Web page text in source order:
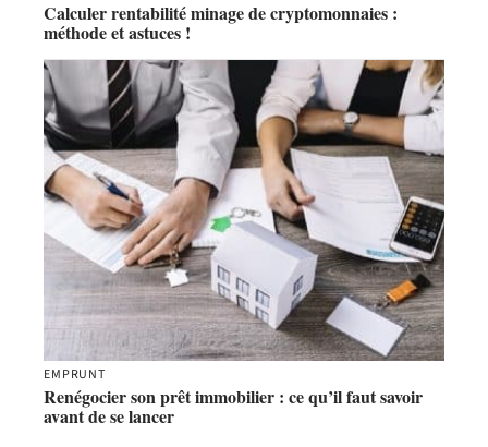
Calculer rentabilité minage de cryptomonnaies :
méthode et astuces !
EMPRUNT
Renégocier son prêt immobilier : ce qu’il faut savoir
avant de se lancer